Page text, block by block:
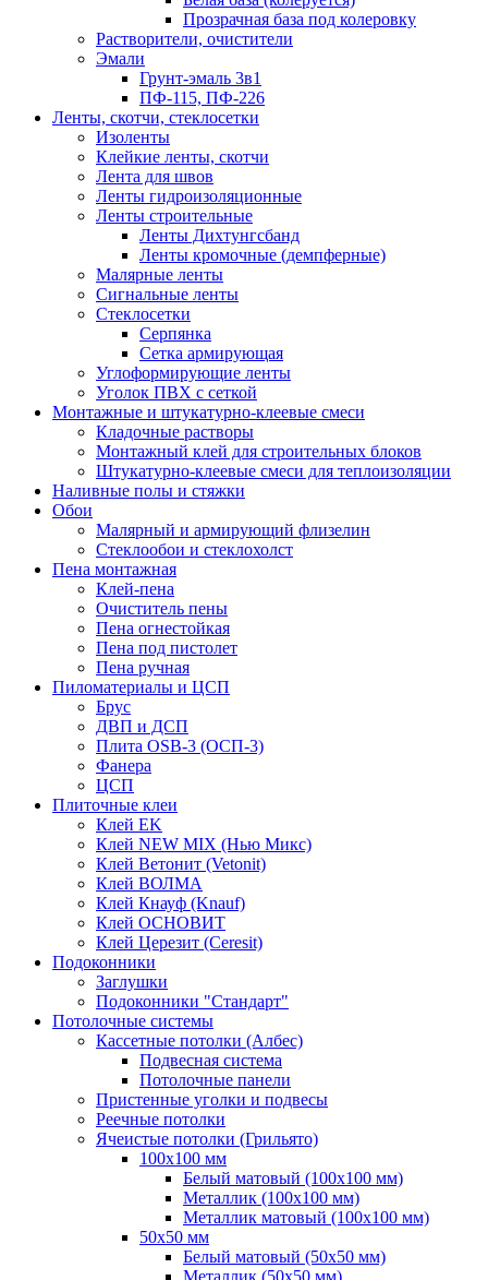
Прозрачная база под колеровку
Растворители, очистители
Эмали
Грунт-эмаль 3в1
ПФ-115, ПФ-226
Ленты, скотчи, стеклосетки
Изоленты
Клейкие ленты, скотчи
Лента для швов
Ленты гидроизоляционные
Ленты строительные
Ленты Дихтунгсбанд
Ленты кромочные (демпферные)
Малярные ленты
Сигнальные ленты
Стеклосетки
Серпянка
Сетка армирующая
Углоформирующие ленты
Уголок ПВХ с сеткой
Монтажные и штукатурно-клеевые смеси
Кладочные растворы
Монтажный клей для строительных блоков
Штукатурно-клеевые смеси для теплоизоляции
Наливные полы и стяжки
Обои
Малярный и армирующий флизелин
Стеклообои и стеклохолст
Пена монтажная
Клей-пена
Очиститель пены
Пена огнестойкая
Пена под пистолет
Пена ручная
Пиломатериалы и ЦСП
Брус
ДВП и ДСП
Плита OSB-3 (ОСП-3)
Фанера
ЦСП
Плиточные клеи
Клей EK
Клей NEW MIX (Нью Микс)
Клей Ветонит (Vetonit)
Клей ВОЛМА
Клей Кнауф (Knauf)
Клей ОСНОВИТ
Клей Церезит (Ceresit)
Подоконники
Заглушки
Подоконники "Стандарт"
Потолочные системы
Кассетные потолки (Албес)
Подвесная система
Потолочные панели
Пристенные уголки и подвесы
Реечные потолки
Ячеистые потолки (Грильято)
100х100 мм
Белый матовый (100х100 мм)
Металлик (100х100 мм)
Металлик матовый (100х100 мм)
50х50 мм
Белый матовый (50х50 мм)
Металлик (50х50 мм)